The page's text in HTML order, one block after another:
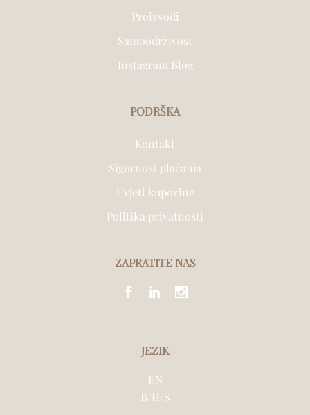
Proizvodi
Samoodrživost
Instagram Blog
PODRŠKA
Kontakt
Sigurnost plaćanja
Uvjeti kupovine
Politika privatnosti
ZAPRATITE NAS
JEZIK
EN
B/H/S